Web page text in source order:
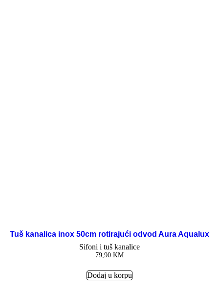
Tuš kanalica inox 50cm rotirajući odvod Aura Aqualux
Sifoni i tuš kanalice
79,90 KM
Dodaj u korpu